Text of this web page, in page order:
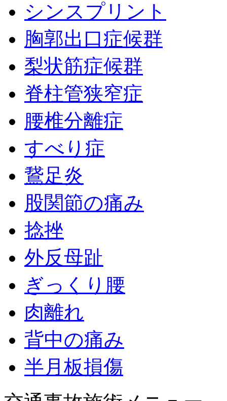
シンスプリント
胸郭出口症候群
梨状筋症候群
脊柱管狭窄症
腰椎分離症
すべり症
鵞足炎
股関節の痛み
捻挫
外反母趾
ぎっくり腰
肉離れ
背中の痛み
半月板損傷